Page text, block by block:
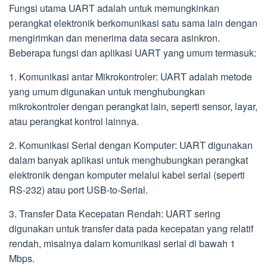
Fungsi utama UART adalah untuk memungkinkan
perangkat elektronik berkomunikasi satu sama lain dengan
mengirimkan dan menerima data secara asinkron.
Beberapa fungsi dan aplikasi UART yang umum termasuk:
1. Komunikasi antar Mikrokontroler: UART adalah metode
yang umum digunakan untuk menghubungkan
mikrokontroler dengan perangkat lain, seperti sensor, layar,
atau perangkat kontrol lainnya.
2. Komunikasi Serial dengan Komputer: UART digunakan
dalam banyak aplikasi untuk menghubungkan perangkat
elektronik dengan komputer melalui kabel serial (seperti
RS-232) atau port USB-to-Serial.
3. Transfer Data Kecepatan Rendah: UART sering
digunakan untuk transfer data pada kecepatan yang relatif
rendah, misalnya dalam komunikasi serial di bawah 1
Mbps.